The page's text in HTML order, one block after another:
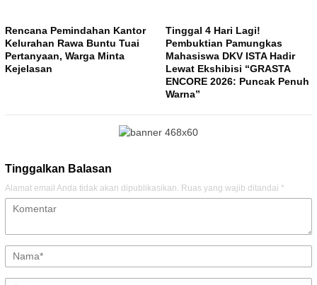
Rencana Pemindahan Kantor
Kelurahan Rawa Buntu Tuai
Pertanyaan, Warga Minta
Kejelasan
Tinggal 4 Hari Lagi!
Pembuktian Pamungkas
Mahasiswa DKV ISTA Hadir
Lewat Ekshibisi “GRASTA
ENCORE 2026: Puncak Penuh
Warna”
Tinggalkan Balasan
Alamat email Anda tidak akan dipublikasikan. Ruas yang wajib ditandai *